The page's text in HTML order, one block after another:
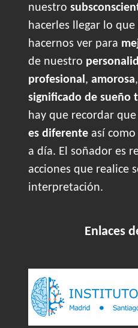
nuestro
hacerles llegar lo
hacernos ver para
de nuestro
profesional, amorosa
significado de sueño
hay que recordar que
es diferente así como
a día. El soñador es
acciones que realice
interpretación.
Enlaces